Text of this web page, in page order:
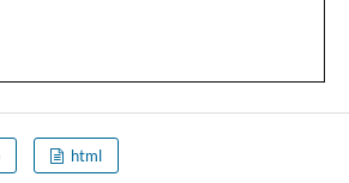
html